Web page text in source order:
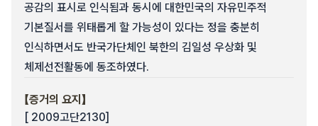
공감의 표시로 인식됨과 동시에 대한민국의 자유민주적
기본질서를 위태롭게 할 가능성이 있다는 정을 충분히
인식하면서도 반국가단체인 북한의 김일성 우상화 및
체제선전활동에 동조하였다.
【증거의 요지】
[ 2009고단2130]